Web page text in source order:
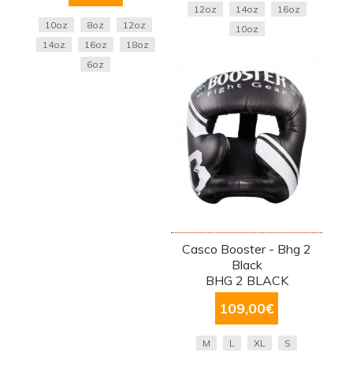
10oz 8oz
12oz
14oz
16oz
18oz
6oz
12oz 14oz
16oz
10oz
Casco Booster - Bhg 2
Black
BHG 2 BLACK
109,00€
M L XL S